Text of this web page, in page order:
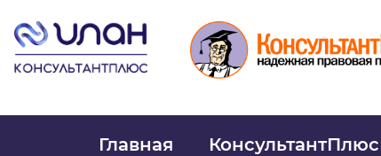
Главная КонсультантПлюс